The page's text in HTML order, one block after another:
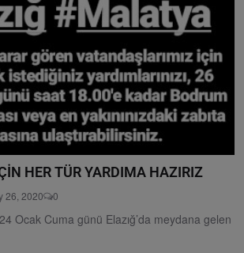
HER TÜR YARDIMA HAZIRIZ
26, 2020 0
Ocak Cuma günü Elazığ’da meydana gelen